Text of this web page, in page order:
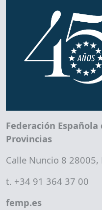
Federación
Provincias
Calle Nuncio 8 28005,
t. +34 91 364 37 00
femp.es